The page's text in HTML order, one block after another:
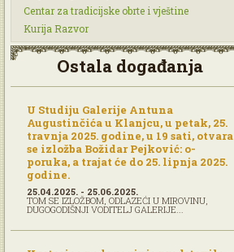
Centar za tradicijske obrte i vještine
Kurija Razvor
Ostala događanja
U Studiju Galerije Antuna
Augustinčića u Klanjcu, u petak, 25.
travnja 2025. godine, u 19 sati, otvara
se izložba Božidar Pejković: o-
poruka, a trajat će do 25. lipnja 2025.
godine.
25.04.2025. - 25.06.2025.
TOM SE IZLOŽBOM, ODLAZEĆI U MIROVINU,
DUGOGODIŠNJI VODITELJ GALERIJE...